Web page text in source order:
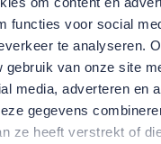
functies voor social
te analyseren.
gebruik van onze site
media, adverteren en
gegevens
ze heeft verstrekt of